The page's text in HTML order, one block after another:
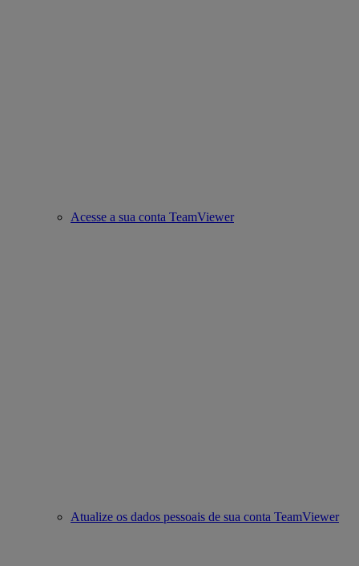
Acesse a sua conta TeamViewer
Atualize os dados pessoais de sua conta TeamViewer